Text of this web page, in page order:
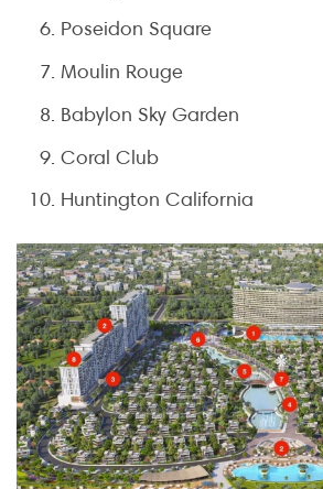
Poseidon Square
Moulin Rouge
Babylon Sky Garden
Coral Club
Huntington California